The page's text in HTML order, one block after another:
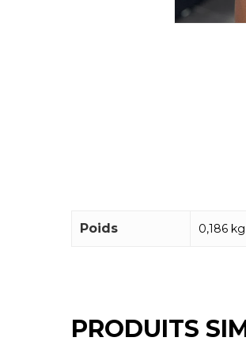
Poids 0,186 kg
PRODUITS